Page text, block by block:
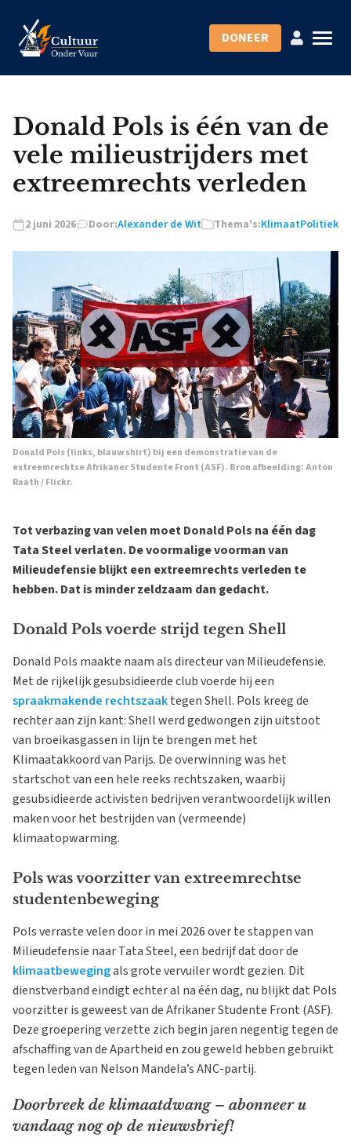
DONEER
Donald Pols is één van de
vele milieustrijders met
extreemrechts verleden
2 juni 2026 Door:Alexander de Wit Thema's:KlimaatPolitiek
Donald Pols (links, blauw shirt) bij een demonstratie van de
extreemrechtse Afrikaner Studente Front (ASF). Bron afbeelding:Anton
Raath / Flickr.
Tot verbazing van velen moet Donald Pols na één dag
Tata Steel verlaten. De voormalige voorman van
Milieudefensie blijkt een extreemrechts verleden te
hebben. Dat is minder zeldzaam dan gedacht.
Donald Pols voerde strijd tegen Shell
Donald Pols maakte naam als directeur van Milieudefensie.
Met de rijkelijk gesubsidieerde club voerde hij een
spraakmakende rechtszaaktegen Shell. Pols kreeg de
rechter aan zijn kant: Shell werd gedwongen zijn uitstoot
van broeikasgassen in lijn te brengen met het
Klimaatakkoord van Parijs. De overwinning was het
startschot van een hele reeks rechtszaken, waarbij
gesubsidieerde activisten bedrijven verantwoordelijk willen
maken voor het bestrijden van (vermeende)
klimaatopwarming.
Pols was voorzitter van extreemrechtse
studentenbeweging
Pols verraste velen door in mei 2026 over te stappen van
Milieudefensie naar Tata Steel, een bedrijf dat door de
klimaatbewegingals grote vervuiler wordt gezien. Dit
dienstverband eindigt echter al na één dag, nu blijkt dat Pols
voorzitter is geweest van de Afrikaner Studente Front (ASF).
Deze groepering verzette zich begin jaren negentig tegen de
afschaffing van de Apartheid en zou geweld hebben gebruikt
tegen leden van Nelson Mandela’s ANC-partij.
Doorbreek de klimaatdwang – abonneer u
vandaag nog op de nieuwsbrief!